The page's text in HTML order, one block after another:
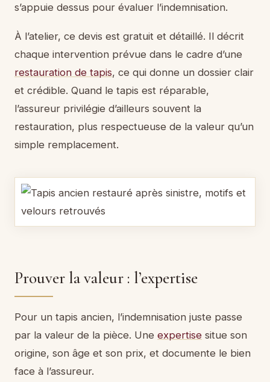
s’appuie dessus pour évaluer l’indemnisation.
À l’atelier, ce devis est gratuit et détaillé. Il décrit
chaque intervention prévue dans le cadre d’une
restauration de tapis, ce qui donne un dossier clair
et crédible. Quand le tapis est réparable,
l’assureur privilégie d’ailleurs souvent la
restauration, plus respectueuse de la valeur qu’un
simple remplacement.
Prouver la valeur : l’expertise
Pour un tapis ancien, l’indemnisation juste passe
par la valeur de la pièce. Une expertise situe son
origine, son âge et son prix, et documente le bien
face à l’assureur.